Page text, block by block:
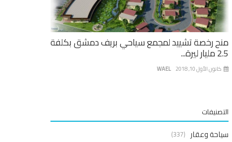
منح رخصة تشييد لمجمع سياحي بريف دمشق بكلفة
2.5 مليار ليرة...
WAEL كانون الأول 10, 2018
التصنيفات
سياحة وعقار (337)